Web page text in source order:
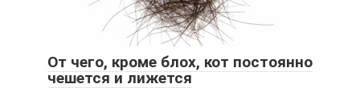
От чего, кроме блох, кот постоянно
чешется и лижется